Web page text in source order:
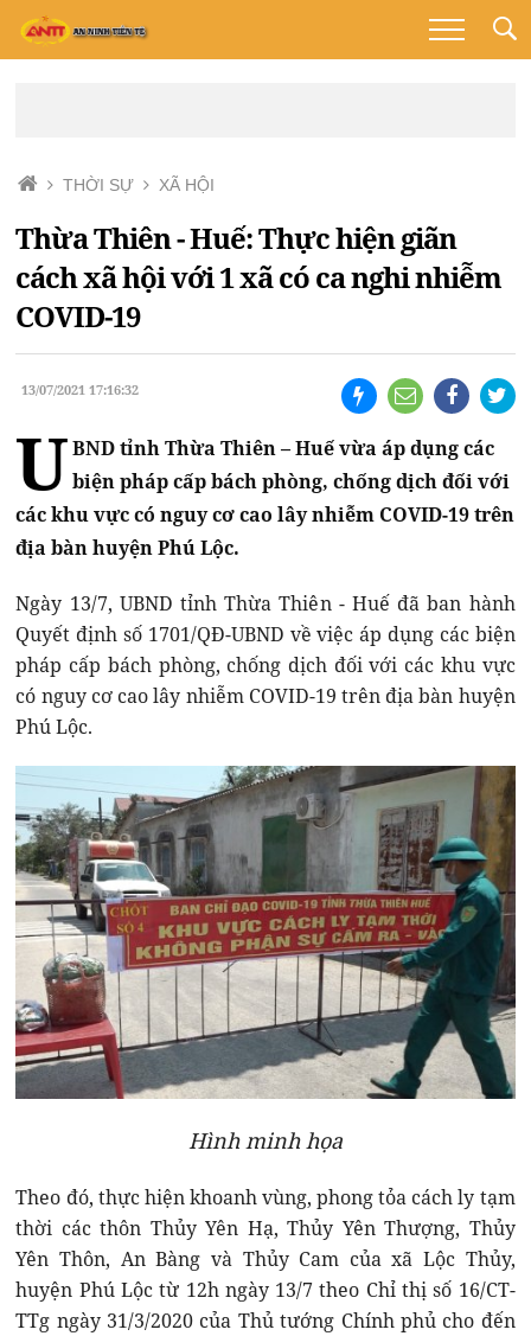
THỜI SỰ XÃ HỘI
Thừa Thiên - Huế: Thực hiện giãn
cách xã hội với 1 xã có ca nghi nhiễm
COVID-19
13/07/2021 17:16:32
U BND tỉnh Thừa Thiên – Huế vừa áp dụng các
biện pháp cấp bách phòng, chống dịch đối với
các khu vực có nguy cơ cao lây nhiễm COVID-19 trên
địa bàn huyện Phú Lộc.
Ngày 13/7, UBND tỉnh Thừa Thiên - Huế đã ban hành
Quyết định số 1701/QĐ-UBND về việc áp dụng các biện
pháp cấp bách phòng, chống dịch đối với các khu vực
có nguy cơ cao lây nhiễm COVID-19 trên địa bàn huyện
Phú Lộc.
Hình minh họa
Theo đó, thực hiện khoanh vùng, phong tỏa cách ly tạm
thời các thôn Thủy Yên Hạ, Thủy Yên Thượng, Thủy
Yên Thôn, An Bàng và Thủy Cam của xã Lộc Thủy,
huyện Phú Lộc từ 12h ngày 13/7 theo Chỉ thị số 16/CT-
TTg ngày 31/3/2020 của Thủ tướng Chính phủ cho đến